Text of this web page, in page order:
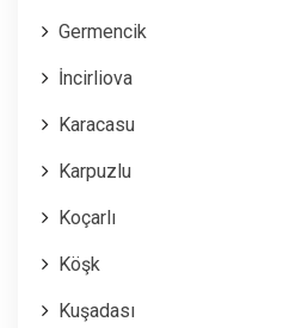
Germencik
İncirliova
Karacasu
Karpuzlu
Koçarlı
Köşk
Kuşadası